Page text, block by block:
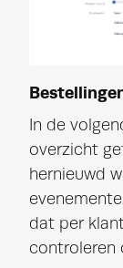
In de
overzicht
hernieuwd
dat per
controleren